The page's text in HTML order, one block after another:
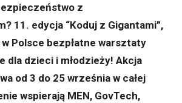
z
11. edycja “Koduj z Gigantami”,
Polsce bezpłatne warsztaty
dla dzieci i młodzieży! Akcja
od 3 do 25 września w całej
wspierają MEN, GovTech,